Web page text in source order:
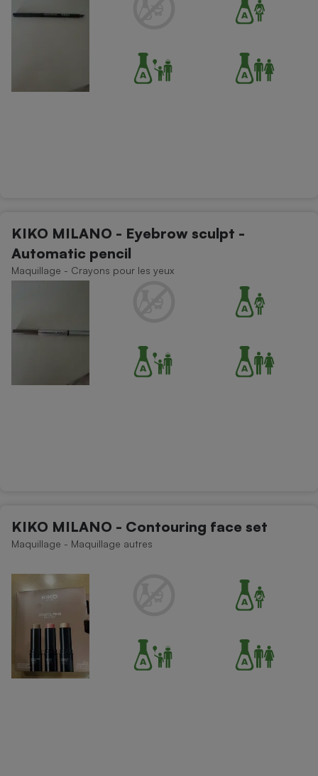
KIKO MILANO - Eyebrow sculpt -
Automatic pencil
Maquillage - Crayons pour les yeux
KIKO MILANO - Contouring face set
Maquillage - Maquillage autres